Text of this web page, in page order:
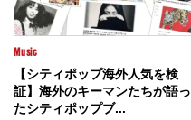
Music
【シティポップ海外人気を検
証】海外のキーマンたちが語っ
たシティポップブ...